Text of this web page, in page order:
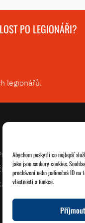
Abychom poskytli co nejlepší
jako jsou soubory cookies.
procházení nebo jedinečná ID
vlastnosti a funkce.
Příjmout
PO LEGIONÁŘI?
legionářů.